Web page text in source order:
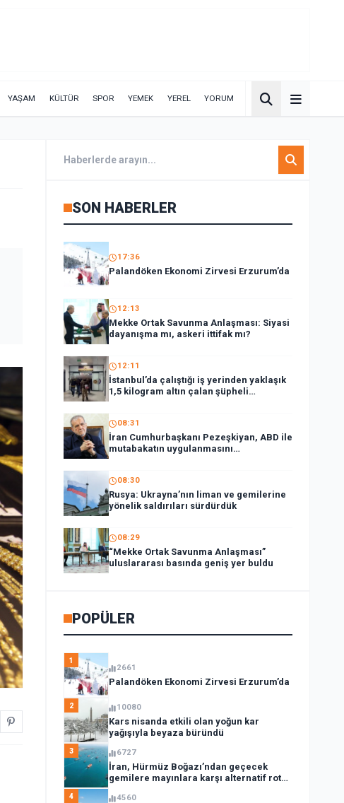
YAŞAM KÜLTÜR SPOR YEMEK YEREL YORUM
SON HABERLER
17:36
Palandöken Ekonomi Zirvesi Erzurum’da
12:13
Mekke Ortak Savunma Anlaşması: Siyasi
dayanışma mı, askeri ittifak mı?
12:11
İstanbul’da çalıştığı iş yerinden yaklaşık
1,5 kilogram altın çalan şüpheli
tutuklandı
08:31
İran Cumhurbaşkanı Pezeşkiyan, ABD ile
mutabakatın uygulanmasını
desteklediklerini söyledi:
08:30
Rusya: Ukrayna’nın liman ve gemilerine
yönelik saldırıları sürdürdük
08:29
“Mekke Ortak Savunma Anlaşması”
uluslararası basında geniş yer buldu
POPÜLER
1
2661
Palandöken Ekonomi Zirvesi Erzurum’da
2 10080
Kars nisanda etkili olan yoğun kar
yağışıyla beyaza büründü
3 6727
İran, Hürmüz Boğazı’ndan geçecek
gemilere mayınlara karşı alternatif rota
4 4560